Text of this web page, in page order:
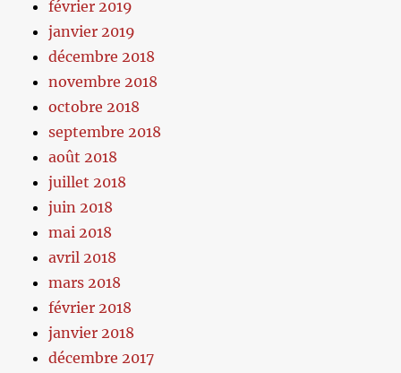
février 2019
janvier 2019
décembre 2018
novembre 2018
octobre 2018
septembre 2018
août 2018
juillet 2018
juin 2018
mai 2018
avril 2018
mars 2018
février 2018
janvier 2018
décembre 2017